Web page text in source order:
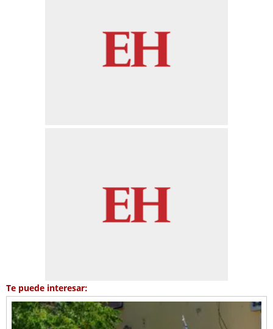
Te puede interesar: